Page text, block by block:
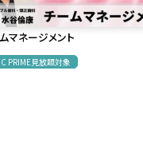
マネージメント
PRIME見放題対象